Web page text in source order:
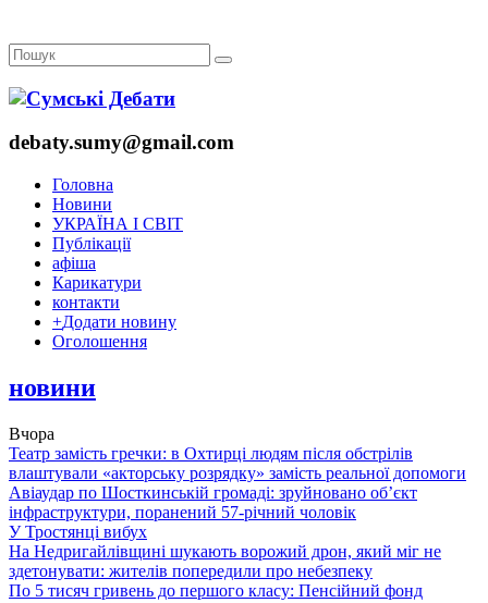
debaty.sumy@gmail.com
Головна
Новини
УКРАЇНА І СВІТ
Публікації
афіша
Карикатури
контакти
+Додати новину
Оголошення
новини
Вчора
Театр замість гречки: в Охтирці людям після обстрілів
влаштували «акторську розрядку» замість реальної допомоги
Авіаудар по Шосткинській громаді: зруйновано об’єкт
інфраструктури, поранений 57-річний чоловік
У Тростянці вибух
На Недригайлівщині шукають ворожий дрон, який міг не
здетонувати: жителів попередили про небезпеку
По 5 тисяч гривень до першого класу: Пенсійний фонд